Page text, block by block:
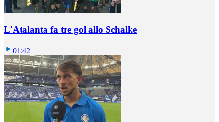
L'Atalanta fa tre gol allo Schalke
01:42